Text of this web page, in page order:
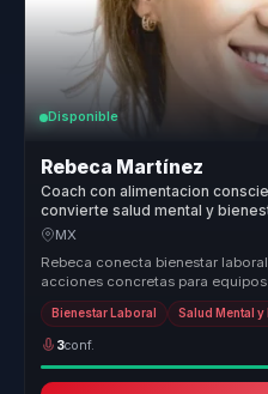
Disponible
Rebeca Martínez
Coach con alimentacion
convierte salud mental y
equipos.
MX
Rebeca conecta bienestar
acciones concretas para
enfoque y ...
Bienestar Laboral Salud Mental y
3conf.